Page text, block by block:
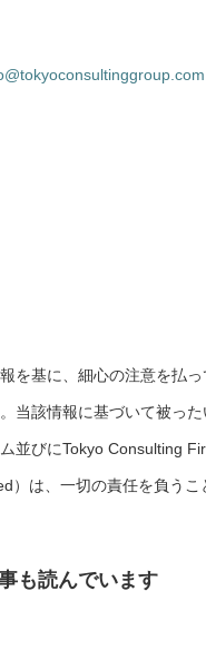
を基に、細心の注意を払
当該情報に基づいて被っ
並びにTokyo Consulting
は、一切の責任を負う
も読んでいます